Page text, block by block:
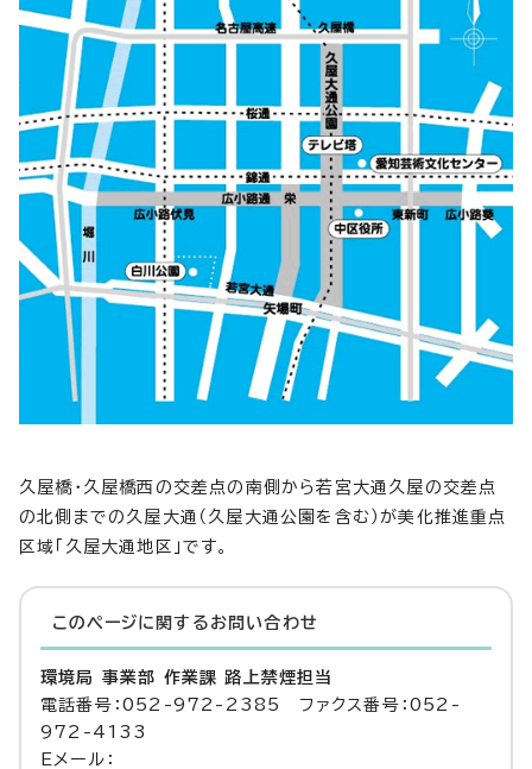
久屋橋・久屋橋西の交差点の南側から若宮大通久屋の交差点
の北側までの久屋大通（久屋大通公園を含む）が美化推進重点
区域「久屋大通地区」です。
このページに関する お問い合わせ
環境局 事業部 作業課 路上禁煙担当
電話番号：052-972-2385 ファクス番号：052-
972-4133
Eメール：